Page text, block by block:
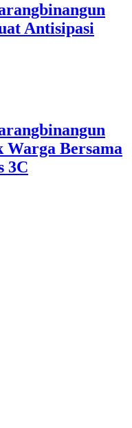
Antisipasi
Warga Bersama
3C